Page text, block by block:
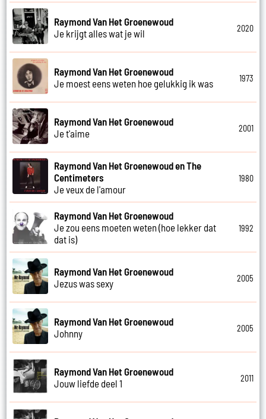
Raymond Van Het Groenewoud
Je krijgt alles wat je wil
2020
Raymond Van Het Groenewoud
Je moest eens weten hoe gelukkig ik was
1973
Raymond Van Het Groenewoud
Je t'aime
2001
Raymond Van Het Groenewoud en The
Centimeters
Je veux de l'amour
1980
Raymond Van Het Groenewoud
Je zou eens moeten weten (hoe lekker dat
dat is)
1992
Raymond Van Het Groenewoud
Jezus was sexy
2005
Raymond Van Het Groenewoud
Johnny
2005
Raymond Van Het Groenewoud
Jouw liefde deel 1
2011